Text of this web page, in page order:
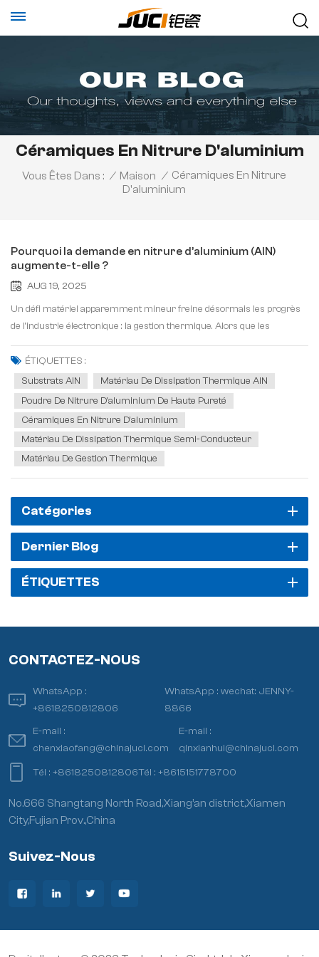
Céramiques En Nitrure D'aluminium
Vous Êtes Dans : / Maison / Céramiques En Nitrure
D'aluminium
Pourquoi la demande en nitrure d’aluminium (AlN)
augmente-t-elle ?
AUG 19, 2025
Un défi matériel apparemment mineur freine désormais les progrès
de l'industrie électronique : la gestion thermique. Alors que les
solutions traditionnelles comme l'oxyde d'aluminium (Al₂O₃) et le
nitrure de silicium (Si₃N₄) peinent à répondre au...
ÉTIQUETTES :
Substrats AlN
Matériau De Dissipation Thermique AlN
Poudre De Nitrure D'aluminium De Haute Pureté
Céramiques En Nitrure D'aluminium
Matériau De Dissipation Thermique Semi-Conducteur
Matériau De Gestion Thermique
Catégories
Dernier Blog
ÉTIQUETTES
CONTACTEZ-NOUS
WhatsApp :
+8618250812806
WhatsApp :wechat: JENNY-
8866
E-mail :
chenxiaofang@chinajuci.com
E-mail :
qinxianhui@chinajuci.com
Tél :+8618250812806Tél :+8615151778700
No.666 Shangtang North Road,Xiang’an district,Xiamen
City,Fujian Prov.,China
Suivez-Nous